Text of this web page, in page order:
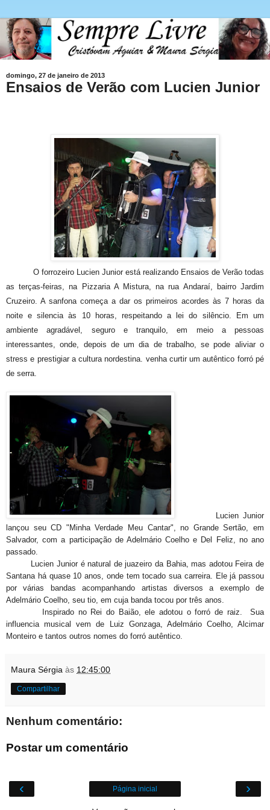
domingo, 27 de janeiro de 2013
Ensaios de Verão com Lucien Junior
O forrozeiro Lucien Junior está realizando Ensaios de Verão todas
as terças-feiras, na Pizzaria A Mistura, na rua Andaraí, bairro Jardim
Cruzeiro. A sanfona começa a dar os primeiros acordes às 7 horas da
noite e silencia às 10 horas, respeitando a lei do silêncio. Em um
ambiente agradável, seguro e tranquilo, em meio a pessoas
interessantes, onde, depois de um dia de trabalho, se pode aliviar o
stress e prestigiar a cultura nordestina. venha curtir um autêntico forró pé
de serra.
Lucien Junior
lançou seu CD "Minha Verdade Meu Cantar", no Grande Sertão, em
Salvador, com a participação de Adelmário Coelho e Del Feliz, no ano
passado.
Lucien Junior é natural de juazeiro da Bahia, mas adotou Feira de
Santana há quase 10 anos, onde tem tocado sua carreira. Ele já passou
por várias bandas acompanhando artistas diversos a exemplo de
Adelmário Coelho, seu tio, em cuja banda tocou por três anos.
Inspirado no Rei do Baião, ele adotou o forró de raiz. Sua
influencia musical vem de Luiz Gonzaga, Adelmário Coelho, Alcimar
Monteiro e tantos outros nomes do forró autêntico.
Maura Sérgia às 12:45:00
Compartilhar
Nenhum comentário:
Postar um comentário
‹ ›
Página inicial